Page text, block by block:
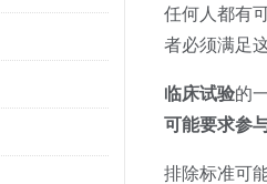
任何人都有
者必须满足
临床试验的
可能要求参
排除标准可